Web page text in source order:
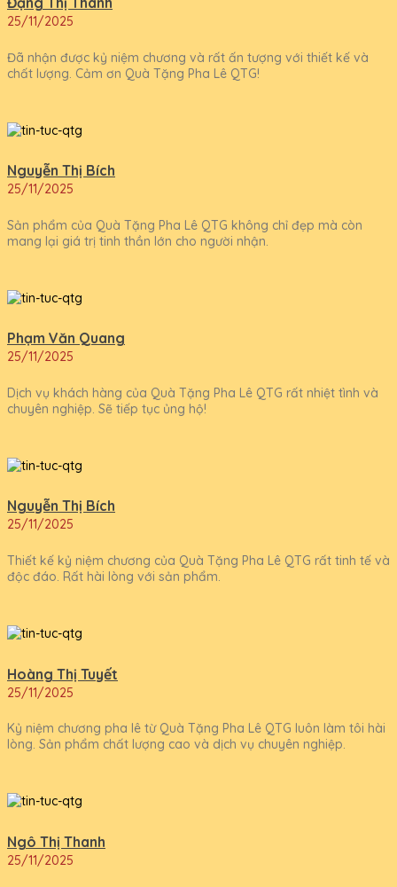
25/11/2025
Đã nhận được kỷ niệm chương và rất ấn tượng với thiết kế và
chất lượng. Cảm ơn Quà Tặng Pha Lê QTG!
Nguyễn Thị Bích
25/11/2025
Sản phẩm của Quà Tặng Pha Lê QTG không chỉ đẹp mà còn
mang lại giá trị tinh thần lớn cho người nhận.
Phạm Văn Quang
25/11/2025
Dịch vụ khách hàng của Quà Tặng Pha Lê QTG rất nhiệt tình và
chuyên nghiệp. Sẽ tiếp tục ủng hộ!
Nguyễn Thị Bích
25/11/2025
Thiết kế kỷ niệm chương của Quà Tặng Pha Lê QTG rất tinh tế và
độc đáo. Rất hài lòng với sản phẩm.
Hoàng Thị Tuyết
25/11/2025
Kỷ niệm chương pha lê từ Quà Tặng Pha Lê QTG luôn làm tôi hài
lòng. Sản phẩm chất lượng cao và dịch vụ chuyên nghiệp.
Ngô Thị Thanh
25/11/2025